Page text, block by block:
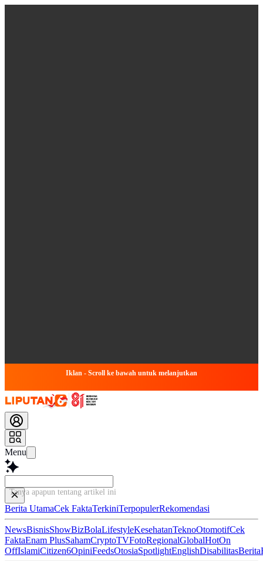
Iklan - Scroll ke bawah untuk melanjutkan
Menu
Tanya apapun tentang artikel ini.
Berita UtamaCek FaktaTerkiniTerpopulerRekomendasi
NewsBisnisShowBizBolaLifestyleKesehatanTeknoOtomotifCek
FaktaEnam PlusSahamCryptoTVFotoRegionalGlobalHotOn
OffIslamiCitizen6OpiniFeedsOtosiaSpotlightEnglishDisabilitasBerita